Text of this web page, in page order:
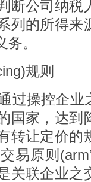
断公司纳税
列的所得来
义务。
规则
过操控企业
国家，达到
转让定价的
易原则
关联企业之